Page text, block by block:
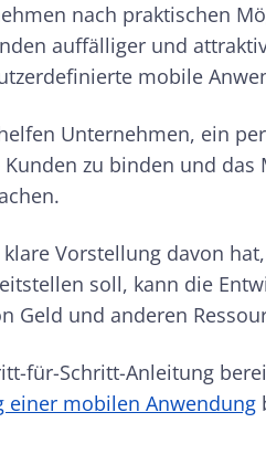
nach praktischen
auffälliger und
mobile
Unternehmen, ein
zu binden und das
Vorstellung davon
soll, kann die
Geld und anderen
für-Schritt-Anleitung
einer mobilen Anwendung